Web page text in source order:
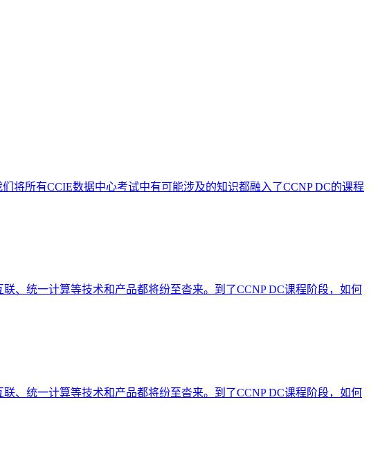
将所有CCIE数据中心考试中有可能涉及的知识都融入了CCNP DC的课程
、统一计算等技术和产品都将纷至沓来。到了CCNP DC课程阶段，如何
、统一计算等技术和产品都将纷至沓来。到了CCNP DC课程阶段，如何